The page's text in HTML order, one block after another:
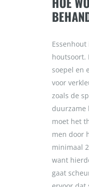
houtsoort.
soepel en
voor
zoals de
duurzame
moet het
men door
minimaal
want
gaat